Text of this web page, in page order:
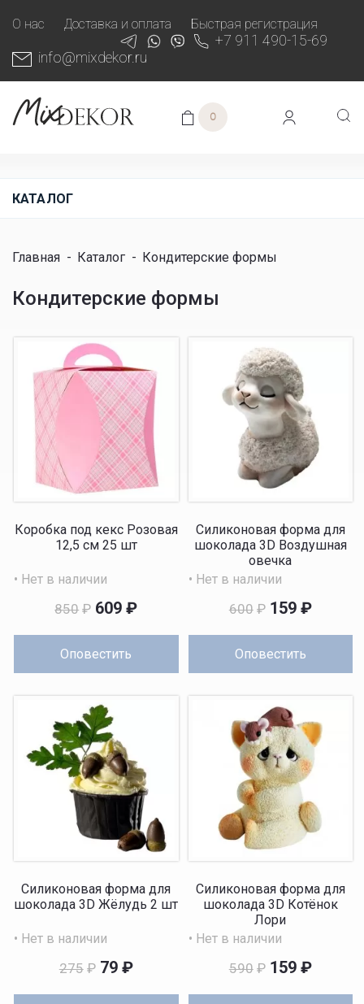
О нас Доставка и оплата Быстрая регистрация
+7 911 490-15-69
info@mixdekor.ru
0
КАТАЛОГ
Главная - Каталог - Кондитерские формы
Кондитерские формы
Коробка под кекс Розовая
12,5 см 25 шт
• Нет в наличии
Оповестить
850 ₽ 609₽
Силиконовая форма для
шоколада 3D Воздушная
овечка
• Нет в наличии
Оповестить
600 ₽ 159 ₽
Силиконовая форма для
шоколада 3D Жёлудь 2 шт
• Нет в наличии
275 ₽ 79 ₽
Силиконовая форма для
шоколада 3D Котёнок
Лори
• Нет в наличии
590 ₽ 159 ₽